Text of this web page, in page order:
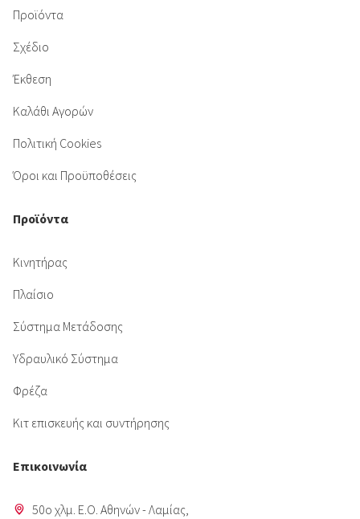
Προϊόντα
Σχέδιο
Έκθεση
Καλάθι Αγορών
Πολιτική Cookies
Όροι και Προϋποθέσεις
Προϊόντα
Κινητήρας
Πλαίσιο
Σύστημα Μετάδοσης
Υδραυλικό Σύστημα
Φρέζα
Κιτ επισκευής και συντήρησης
Επικοινωνία
50o χλμ. Ε.Ο. Αθηνών - Λαμίας,